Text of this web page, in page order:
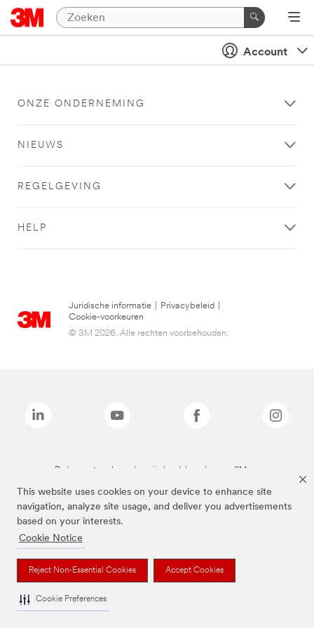
This website uses cookies on your device to enhance site
navigation, analyze site usage, and deliver you advertisements
based on your interests.
Cookie Notice
Reject Non-Essential Cookies Accept Cookies
Cookie Preferences
Account
ONZE ONDERNEMING
NIEUWS
REGELGEVING
HELP
Juridische informatie Privacybeleid
Cookie-voorkeuren
© 3M 2026. Alle rechten voorbehouden.
De bovenstaande merken zijn handelsmerken van 3M.we